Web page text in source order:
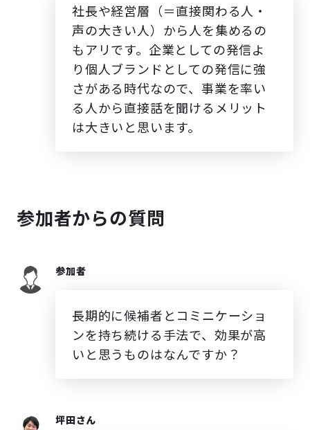
社長や経営層（＝直接関わる人・
声の大きい人）から人を集めるの
もアリです。企業としての発信よ
り個人ブランドとしての発信に強
さがある時代なので、事業を率い
る人から直接話を聞けるメリット
は大きいと思います。
参加者からの質問
参加者
長期的に候補者とコミニケーショ
ンを持ち続ける手法で、効果が高
いと思うものはなんですか？
坪田さん